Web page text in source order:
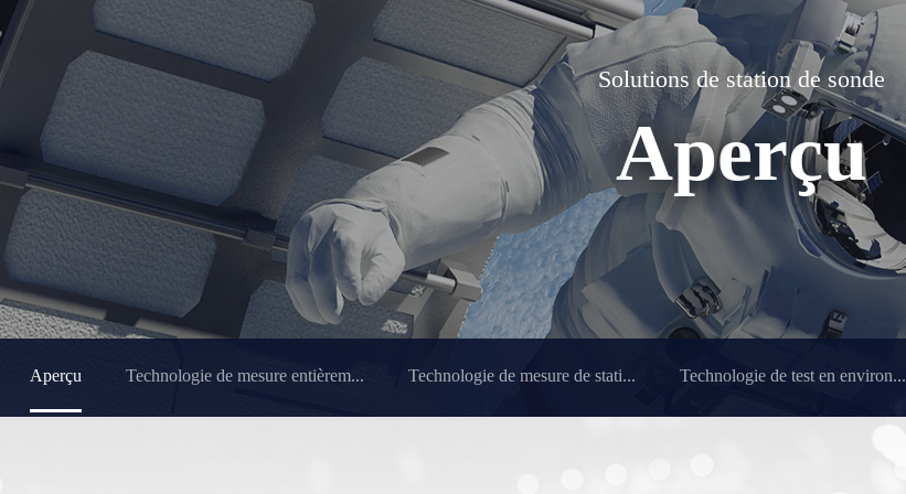
Solutions de station de sonde
Aperçu
Aperçu Technologie de mesure entièrem... Technologie de mesure de stati... Technologie de test en environ...